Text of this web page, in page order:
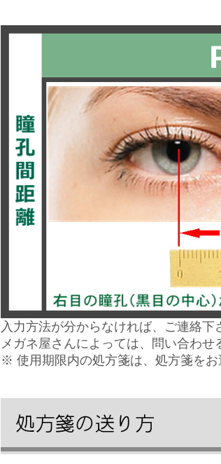
入力方法が分からなければ、ご連絡下
メガネ屋さんによっては、問い合わせ
※ 使用期限内の処方箋は、処方箋をお